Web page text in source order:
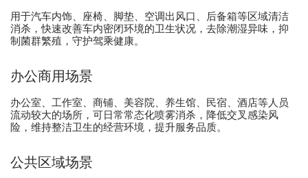
用于汽车内饰、座椅、脚垫、空调出风口、后备箱等区域清洁
消杀，快速改善车内密闭环境的卫生状况，去除潮湿异味，抑
制菌群繁殖，守护驾乘健康。
办公商用场景
办公室、工作室、商铺、美容院、养生馆、民宿、酒店等人员
流动较大的场所，可日常常态化喷雾消杀，降低交叉感染风
险，维持整洁卫生的经营环境，提升服务品质。
公共区域场景